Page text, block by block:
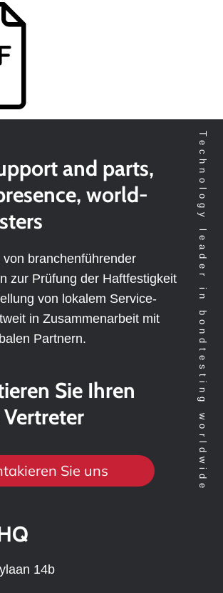
Technology leader in bondtesting worldwide
and parts,
world-
von branchenführender
zur Prüfung der Haftfestigkeit
von lokalem Service-
in Zusammenarbeit mit
Partnern.
Sie Ihren
Sie uns
14b